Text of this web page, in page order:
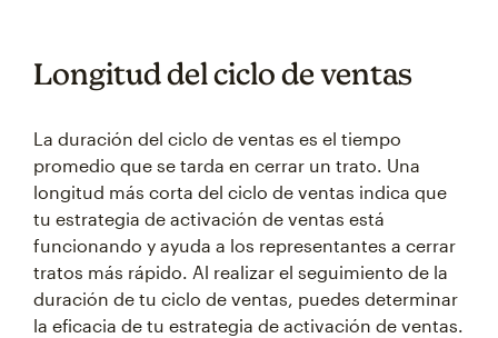
Longitud del ciclo de ventas
La duración del ciclo de ventas es el tiempo
promedio que se tarda en cerrar un trato. Una
longitud más corta del ciclo de ventas indica que
tu estrategia de activación de ventas está
funcionando y ayuda a los representantes a cerrar
tratos más rápido. Al realizar el seguimiento de la
duración de tu ciclo de ventas, puedes determinar
la eficacia de tu estrategia de activación de ventas.